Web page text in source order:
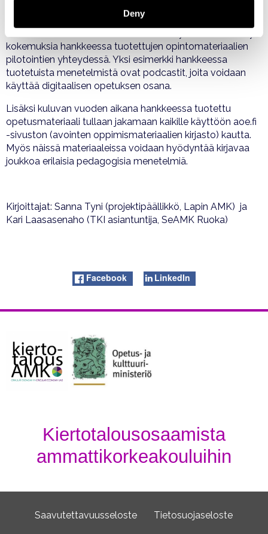
Deny
Hankkeessa on myös toteutettu omia menetelmällisiä
kokeiluja, joista laaditaan esittelyjä myöhemmin tämän
kokemuksia hankkeessa tuotettujen opintomateriaalien
pilotointien yhteydessä. Yksi esimerkki hankkeessa
tuotetuista menetelmistä ovat podcastit, joita voidaan
käyttää digitaalisen opetuksen osana.
Lisäksi kuluvan vuoden aikana hankkeessa tuotettu
opetusmateriaali tullaan jakamaan kaikille käyttöön aoe.fi
-sivuston (avointen oppimismateriaalien kirjasto) kautta.
Myös näissä materiaaleissa voidaan hyödyntää kirjavaa
joukkoa erilaisia pedagogisia menetelmiä.
Kirjoittajat: Sanna Tyni (projektipäällikkö, Lapin AMK) ja
Kari Laasasenaho (TKI asiantuntija, SeAMK Ruoka)
Facebook LinkedIn
Kiertotalousosaamista
ammattikorkeakouluihin
Saavutettavuusseloste Tietosuojaseloste